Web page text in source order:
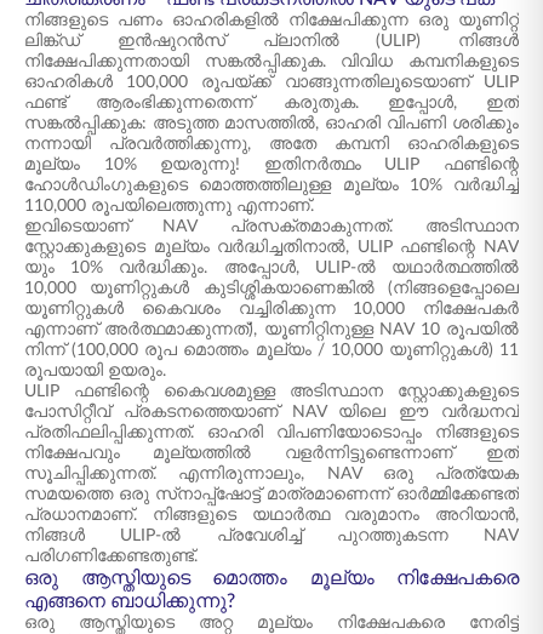
നിങ്ങളുടെ പണം ഓഹരികളിൽ നിക്ഷേപിക്കുന്ന ഒരു യൂണിറ്റ്
ലിങ്ക്ഡ് ഇൻഷുറൻസ് പ്ലാനിൽ (ULIP) നിങ്ങൾ
നിക്ഷേപിക്കുന്നതായി സങ്കൽപ്പിക്കുക. വിവിധ കമ്പനികളുടെ
ഓഹരികൾ 100,000 രൂപയ്ക്ക് വാങ്ങുന്നതിലൂടെയാണ് ULIP
ഫണ്ട് ആരംഭിക്കുന്നതെന്ന് കരുതുക. ഇപ്പോൾ, ഇത്
സങ്കൽപ്പിക്കുക: അടുത്ത മാസത്തിൽ, ഓഹരി വിപണി ശരിക്കും
നന്നായി പ്രവർത്തിക്കുന്നു, അതേ കമ്പനി ഓഹരികളുടെ
മൂല്യം 10% ഉയരുന്നു! ഇതിനർത്ഥം ULIP ഫണ്ടിന്റെ
ഹോൾഡിംഗുകളുടെ മൊത്തത്തിലുള്ള മൂല്യം 10% വർദ്ധിച്ച്
110,000 രൂപയിലെത്തുന്നു എന്നാണ്.
ഇവിടെയാണ് NAV പ്രസക്തമാകുന്നത്. അടിസ്ഥാന
സ്റ്റോക്കുകളുടെ മൂല്യം വർദ്ധിച്ചതിനാൽ, ULIP ഫണ്ടിന്റെ NAV
യും 10% വർദ്ധിക്കും. അപ്പോൾ, ULIP-ൽ യഥാർത്ഥത്തിൽ
10,000 യൂണിറ്റുകൾ കുടിശ്ശികയാണെങ്കിൽ (നിങ്ങളെപ്പോലെ
യൂണിറ്റുകൾ കൈവശം വച്ചിരിക്കുന്ന 10,000 നിക്ഷേപകർ
എന്നാണ് അർത്ഥമാക്കുന്നത്), യൂണിറ്റിനുള്ള NAV 10 രൂപയിൽ
നിന്ന് (100,000 രൂപ മൊത്തം മൂല്യം / 10,000 യൂണിറ്റുകൾ) 11
രൂപയായി ഉയരും.
ULIP ഫണ്ടിന്റെ കൈവശമുള്ള അടിസ്ഥാന സ്റ്റോക്കുകളുടെ
പോസിറ്റീവ് പ്രകടനത്തെയാണ് NAV യിലെ ഈ വർദ്ധനവ്
പ്രതിഫലിപ്പിക്കുന്നത്. ഓഹരി വിപണിയോടൊപ്പം നിങ്ങളുടെ
നിക്ഷേപവും മൂല്യത്തിൽ വളർന്നിട്ടുണ്ടെന്നാണ് ഇത്
സൂചിപ്പിക്കുന്നത്. എന്നിരുന്നാലും, NAV ഒരു പ്രത്യേക
സമയത്തെ ഒരു സ്‌നാപ്പ്ഷോട്ട് മാത്രമാണെന്ന് ഓർമ്മിക്കേണ്ടത്
പ്രധാനമാണ്. നിങ്ങളുടെ യഥാർത്ഥ വരുമാനം അറിയാൻ,
നിങ്ങൾ ULIP-ൽ പ്രവേശിച്ച് പുറത്തുകടന്ന NAV
പരിഗണിക്കേണ്ടതുണ്ട്.
ഒരു ആസ്തിയുടെ മൊത്തം മൂല്യം നിക്ഷേപകരെ
എങ്ങനെ ബാധിക്കുന്നു?
ഒരു ആസ്തിയുടെ അറ്റ മൂല്യം നിക്ഷേപകരെ നേരിട്ട്